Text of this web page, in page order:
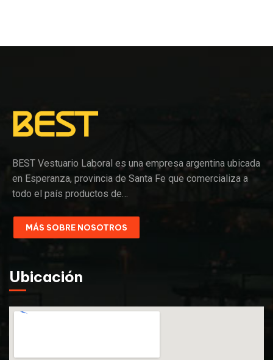
BEST Vestuario Laboral es una empresa argentina ubicada
en Esperanza, provincia de Santa Fe que comercializa a
todo el país productos de…
MÁS SOBRE NOSOTROS
Ubicación